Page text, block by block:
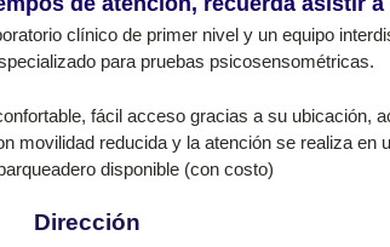
clínico de primer nivel y un equipo
para pruebas psicosensométricas.
fácil acceso gracias a su ubicación,
movilidad reducida y la atención se realiza en
disponible (con costo)
Dirección